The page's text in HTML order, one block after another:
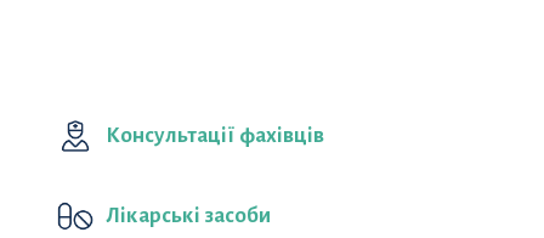
Консультації фахівців
Лікарські засоби